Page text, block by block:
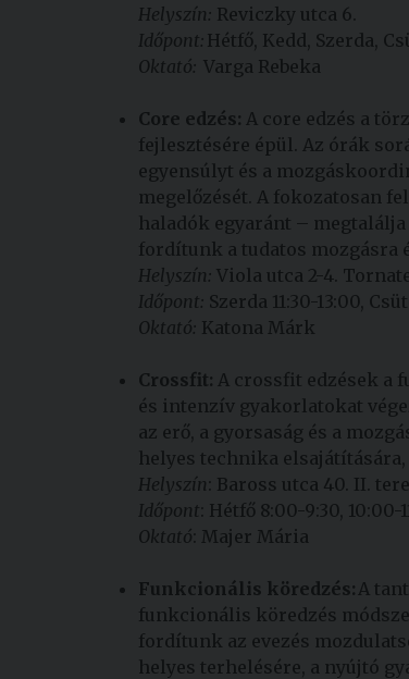
Helyszín: Reviczky utca 6.
Időpont: Hétfő, Kedd, Szerda,
Oktató: Varga Rebeka
Core edzés: A core edzés a
fejlesztésére épül. Az órák
egyensúlyt és a
megelőzését. A fokozatosan
haladók egyaránt –
fordítunk a tudatos mozgásra
Helyszín: Viola utca 2-4.
Időpont: Szerda 11:30-13:00,
Oktató: Katona Márk
Crossfit: A crossfit edzések a
és intenzív gyakorlatokat
az erő, a gyorsaság és a
helyes technika
Helyszín : Baross utca 40. II.
Időpont : Hétfő 8:00-9:30, 10:00-
Oktató : Majer Mária
Funkcionális köredzés: A
funkcionális köredzés
fordítunk az evezés
helyes terhelésére, a nyújtó